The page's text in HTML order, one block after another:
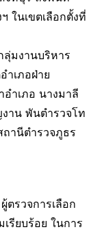
ในเขตเลือกตั้งที่
มงานบริหาร
ำเภอฝ่าย
อำเภอ นางมาลี
าน พันตำรวจโท
านีตำรวจภูธร​
ตรวจการเลือก
รียบร้อย ในการ